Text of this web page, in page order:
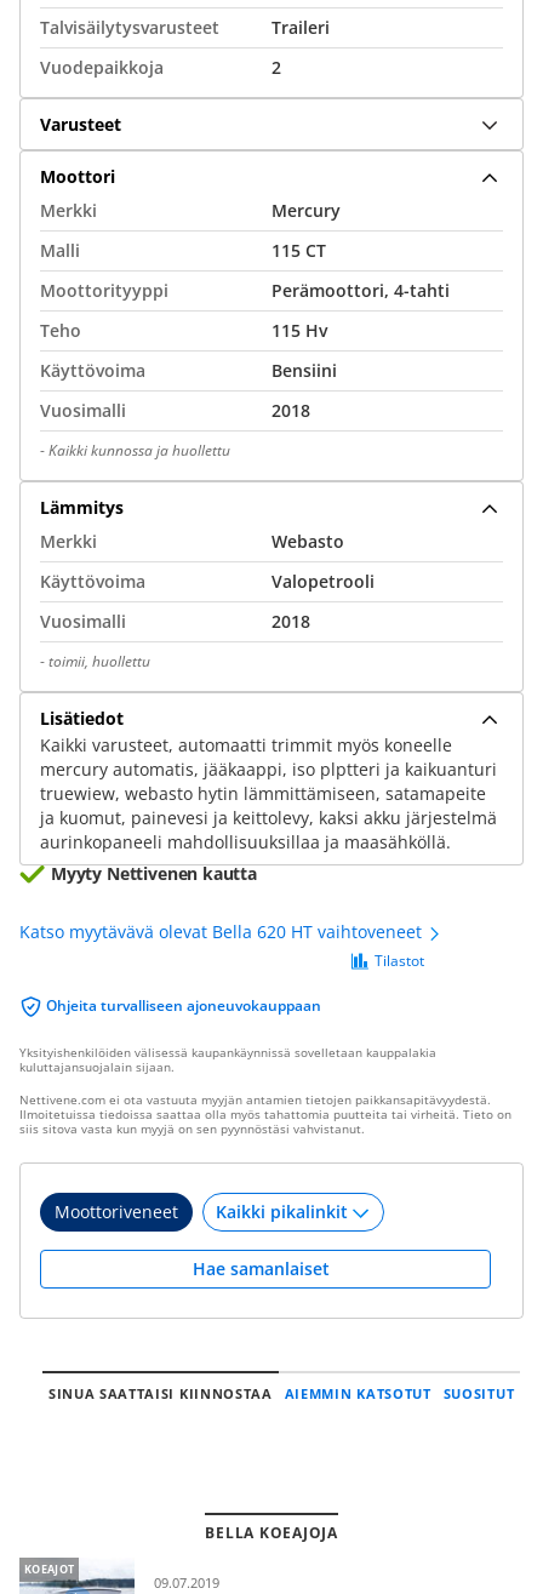
Talvisäilytysvarusteet
Traileri
Vuodepaikkoja
2
Varusteet
Moottori
Merkki
Mercury
Malli
115 CT
Moottorityyppi
Perämoottori, 4-tahti
Teho
115 Hv
Käyttövoima
Bensiini
Vuosimalli
2018
-Kaikki kunnossa ja huollettu
Lämmitys
Merkki
Webasto
Käyttövoima
Valopetrooli
Vuosimalli
2018
-toimii, huollettu
Lisätiedot
Kaikki varusteet, automaatti trimmit myös koneelle
mercury automatis, jääkaappi, iso plptteri ja kaikuanturi
truewiew, webasto hytin lämmittämiseen, satamapeite
ja kuomut, painevesi ja keittolevy, kaksi akku järjestelmä
aurinkopaneeli mahdollisuuksillaa ja maasähköllä.
Myyty Nettivenen kautta
Katso myytävävä olevat Bella 620 HT vaihtoveneet
Ohjeita turvalliseen ajoneuvokauppaan
Tilastot
Yksityishenkilöiden välisessä kaupankäynnissä sovelletaan kauppalakia
kuluttajansuojalain sijaan.
Nettivene.com ei ota vastuuta myyjän antamien tietojen paikkansapitävyydestä.
Ilmoitetuissa tiedoissa saattaa olla myös tahattomia puutteita tai virheitä. Tieto on
siis sitova vasta kun myyjä on sen pyynnöstäsi vahvistanut.
Moottoriveneet
Hae samanlaiset
SINUA SAATTAISI KIINNOSTAA AIEMMIN KATSOTUT SUOSITUT
BELLA KOEAJOJA
KOEAJOT
09.07.2019